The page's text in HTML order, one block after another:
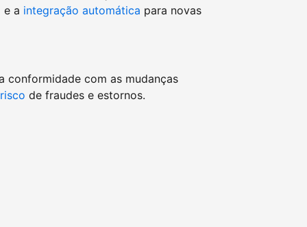
e a integração automática para novas
conformidade com as mudanças
de fraudes e estornos.